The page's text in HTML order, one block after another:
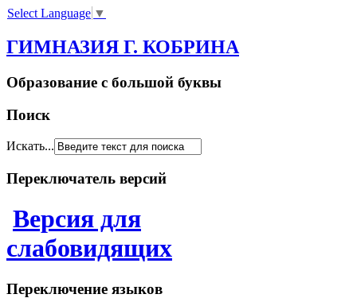
Select Language ▼
ГИМНАЗИЯ Г. КОБРИНА
Образование с большой буквы
Поиск
Искать...
Переключатель версий
Версия для
слабовидящих
Переключение языков